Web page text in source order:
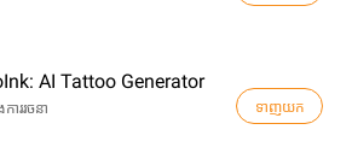
AI Tattoo Generator
ាររចនា ទាញយក